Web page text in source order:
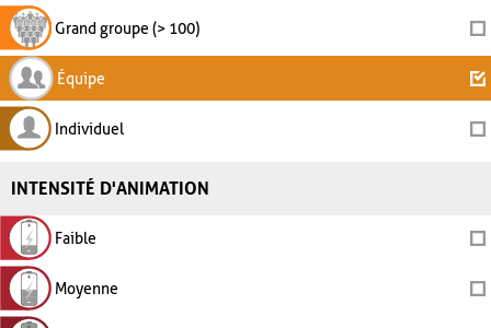
Grand groupe (> 100)
Équipe
Individuel
INTENSITÉ D'ANIMATION
Faible
Moyenne